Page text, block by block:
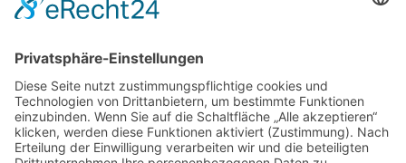
Service
Information